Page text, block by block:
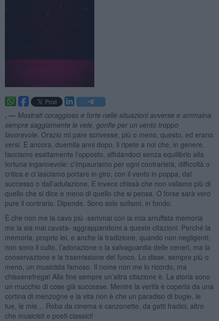
. — Mostrati coraggioso e forte nelle situazioni avverse e ammaina
sempre saggiamente le vele, gonfie per un vento troppo
favorevole . Orazio mi pare scrivesse, più o meno, questo, ed erano
versi. E ancora, duemila anni dopo, li ripete a noi che, in genere,
facciamo esattamente l’opposto, affidandoci senza equilibrio alla
fortuna ingannevole: c’impauriamo per ogni contrarietà, difficoltà o
critica e ci lasciamo portare in giro, con il vento in poppa, dal
successo o dall’adulazione. E invece chissà che non valiamo più di
quello che si dice e meno di quello che si pensa. O forse sarà vero
pure il contrario. Dipende. Sono solo sofismi, in fondo.
È che non me la cavo più -semmai con la mia arruffata memoria
me la sia mai cavata- aggrappandomi a queste citazioni. Perché la
memoria, proprio lei, e anche la tradizione, quando non negligenti,
non sono il culto, l’adorazione o la salvaguardia delle ceneri, ma la
conservazione e la trasmissione del fuoco. Lo disse, sempre più o
meno, un musicista famoso. Il nome non me lo ricordo, ma
chissenefrega! Alla fine sempre un’altra citazione è. La storia sono
un mucchio di cose già successe. Mentre la verità è coperta da una
cortina di menzogne e la vita non è che un paradiso di bugie, le
tue, le mie… Roba da cinema e canzonette, da gatti fradici, altro
che musicisti e poeti classici!